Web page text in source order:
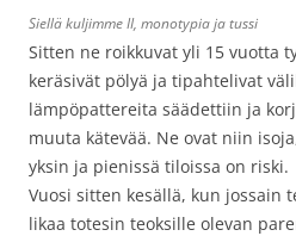
Siellä kuljimme II, monotypia ja tussi
Sitten ne roikkuvat yli 15 vuotta
keräsivät pölyä ja tipahtelivat
lämpöpattereita säädettiin ja
muuta kätevää. Ne ovat niin
yksin ja pienissä tiloissa on riski.
Vuosi sitten kesällä, kun jossain
likaa totesin teoksille olevan